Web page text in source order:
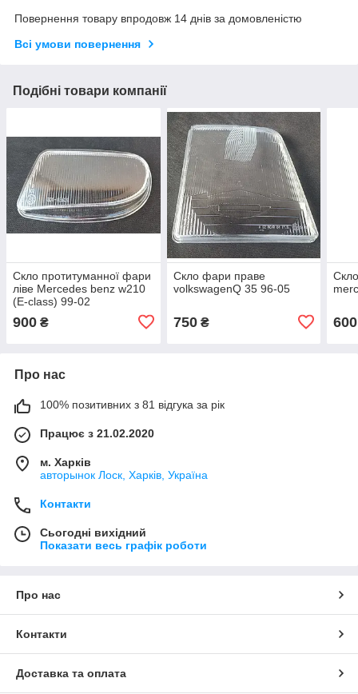
Повернення товару впродовж 14 днів за домовленістю
Всі умови повернення
Подібні товари компанії
Скло протитуманної фари
ліве Mercedes benz w210
(E-class) 99-02
900 ₴
Скло фари праве
volkswagenQ 35 96-05
750₴ 600
Про нас
100% позитивних з 81 відгука за рік
Працює з 21.02.2020
м. Харків
авторынок Лоск, Харків, Україна
Контакти
Сьогодні вихідний
Показати весь графік роботи
Про нас
Контакти
Доставка та оплата